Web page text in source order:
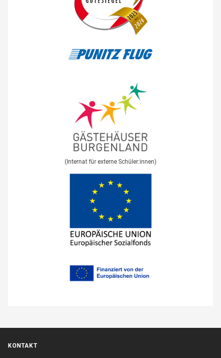
(Internat für externe Schüler:innen)
KONTAKT